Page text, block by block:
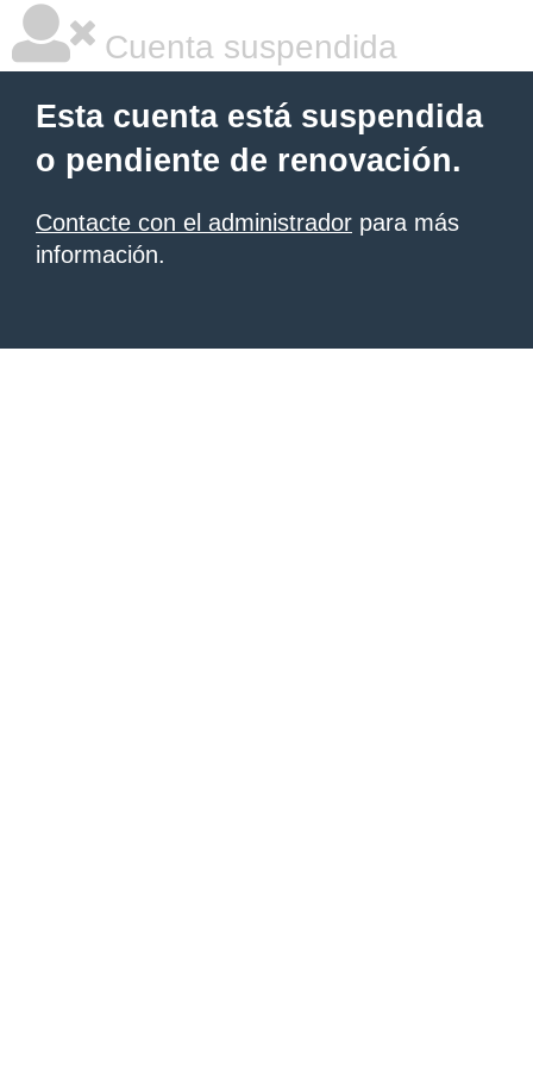
Cuenta suspendida
Esta cuenta está suspendida
o pendiente de renovación.
Contacte con el administrador para más
información.